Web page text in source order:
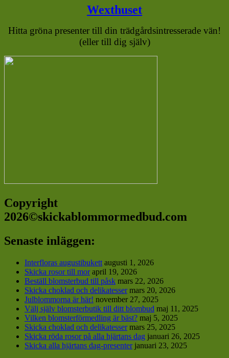
Wexthuset
Hitta gröna presenter till din trädgårdsintresserade vän!
(eller till dig själv)
Copyright
2026©skickablommormedbud.com
Senaste inläggen:
Interfloras augustibukett augusti 1, 2026
Skicka rosor till mor april 19, 2026
Beställ blomsterbud till påsk mars 22, 2026
Skicka choklad och delikatesser mars 20, 2026
Julblommorna är här! november 27, 2025
Välj själv blomsterbutik till ditt blombud maj 11, 2025
Vilken blomsterförmedling är bäst? maj 5, 2025
Skicka choklad och delikatesser mars 25, 2025
Skicka röda rosor på alla hjärtans dag januari 26, 2025
Skicka alla hjärtans dag-presenter januari 23, 2025